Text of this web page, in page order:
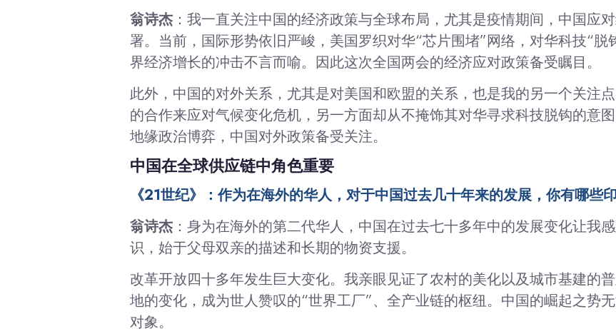
翁诗杰 ：我一直关注中国的经济政策与全球布局，尤其是疫情期间，中国应
署。当前，国际形势依旧严峻，美国罗织对华“芯片围堵”网络，对华科技“
界经济增长的冲击不言而喻。因此这次全国两会的经济应对政策备受瞩目。
此外，中国的对外关系，尤其是对美国和欧盟的关系，也是我的另一个关注
的合作来应对气候变化危机，另一方面却从不掩饰其对华寻求科技脱钩的意
地缘政治博弈，中国对外政策备受关注。
中国在全球供应链中角色重要
《21世纪》：作为在海外的华人，对于中国过去几十年来的发展，你有哪些
翁诗杰 ：身为在海外的第二代华人，中国在过去七十多年中的发展变化让我
识，始于父母双亲的描述和长期的物资支援。
改革开放四十多年发生巨大变化。我亲眼见证了农村的美化以及城市基建的
地的变化，成为世人赞叹的“世界工厂”、全产业链的枢纽。中国的崛起之势
对象。